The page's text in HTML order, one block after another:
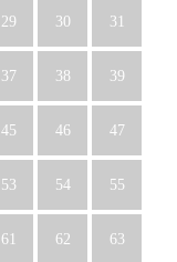
29 30 31
37 38 39
45 46 47
53 54 55
61 62 63